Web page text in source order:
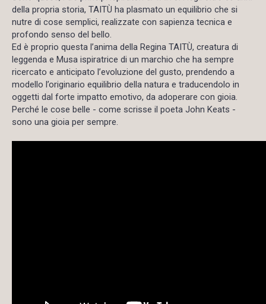
della propria storia, TAITÙ ha plasmato un equilibrio che si
nutre di cose semplici, realizzate con sapienza tecnica e
profondo senso del bello.
Ed è proprio questa l’anima della Regina TAITÙ, creatura di
leggenda e Musa ispiratrice di un marchio che ha sempre
ricercato e anticipato l’evoluzione del gusto, prendendo a
modello l’originario equilibrio della natura e traducendolo in
oggetti dal forte impatto emotivo, da adoperare con gioia.
Perché le cose belle - come scrisse il poeta John Keats -
sono una gioia per sempre.